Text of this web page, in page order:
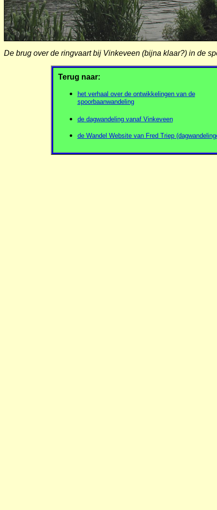
De brug over de ringvaart bij Vinkeveen (bijna klaar?) in de
Terug naar:
het verhaal over de ontwikkelingen van de
spoorbaanwandeling
de dagwandeling vanaf Vinkeveen
de Wandel Website van Fred Triep